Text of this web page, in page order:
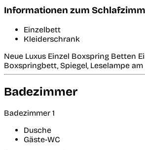
Informationen zum
Einzelbett
Kleiderschrank
Neue Luxus Einzel Boxspring Betten
Boxspringbett, Spiegel, Leselampe
Badezimmer
Badezimmer 1
Dusche
Gäste-WC